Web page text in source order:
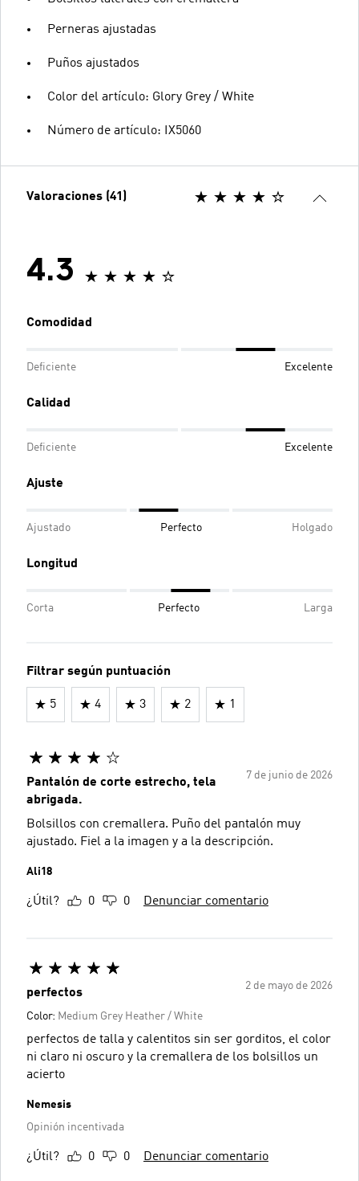
Perneras ajustadas
Puños ajustados
Color del artículo: Glory Grey / White
Número de artículo: IX5060
Valoraciones (41)
4.3
Comodidad
Deficiente Excelente
Calidad
Deficiente Excelente
Ajuste
Ajustado Perfecto Holgado
Longitud
Corta Perfecto Larga
Filtrar según puntuación
5 4 3 2 1
7 de junio de 2026
Pantalón de corte estrecho, tela
abrigada.
Bolsillos con cremallera. Puño del pantalón muy
ajustado. Fiel a la imagen y a la descripción.
Ali18
¿Útil? 0 0 Denunciar comentario
2 de mayo de 2026
perfectos
Color: Medium Grey Heather / White
perfectos de talla y calentitos sin ser gorditos, el color
ni claro ni oscuro y la cremallera de los bolsillos un
acierto
Nemesis
Opinión incentivada
¿Útil? 0 0 Denunciar comentario